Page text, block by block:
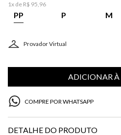
1x de R$ 95,96
PP P M
Provador Virtual
ADICIONAR À
COMPRE POR WHATSAPP
DETALHE DO PRODUTO